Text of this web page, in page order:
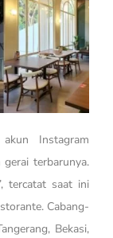
Instagram
terbarunya.
tercatat saat ini
Cabang-
Bekasi,